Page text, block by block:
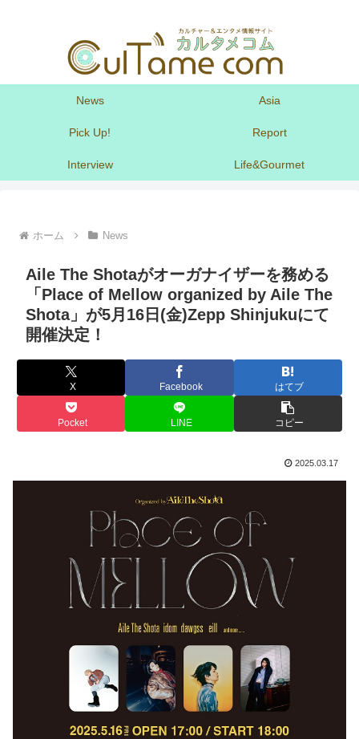
News Asia
Pick Up! Report
Interview Life&Gourmet
ホーム News
Aile The Shotaがオーガナイザーを務める
「Place of Mellow organized by Aile The
Shota」が5月16日(金)Zepp Shinjukuにて
開催決定！
X Facebook はてブ
Pocket LINE コピー
2025.03.17